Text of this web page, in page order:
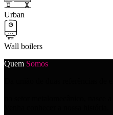
Urban
Wall boilers
Quem Somos